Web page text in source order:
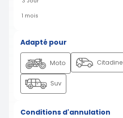
1 mois
Adapté pour
Moto Citadine
Suv
Conditions d'annulation